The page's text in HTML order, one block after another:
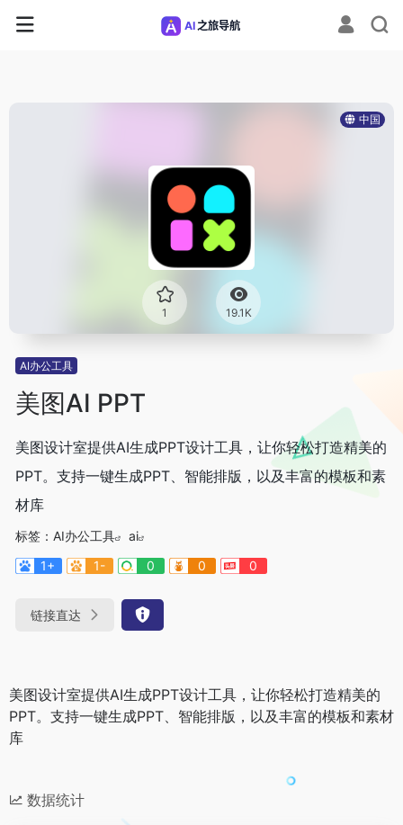
中国
1 19.1K
AI办公工具
美图AI PPT
美图设计室提供AI生成PPT设计工具，让你轻松打造精美的
PPT。支持一键生成PPT、智能排版，以及丰富的模板和素
材库
标签： AI办公工具
ai
1+
1- 0 0 0
链接直达
美图设计室提供AI生成PPT设计工具，让你轻松打造精美的
PPT。支持一键生成PPT、智能排版，以及丰富的模板和素材
库
数据统计